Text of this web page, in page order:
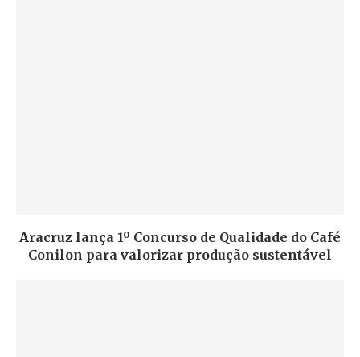
Aracruz lança 1º Concurso de Qualidade do Café
Conilon para valorizar produção sustentável